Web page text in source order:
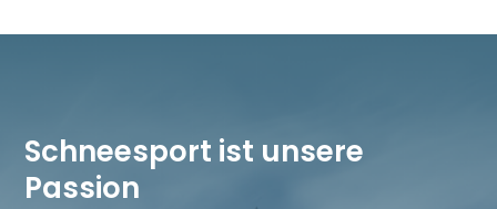
Schneesport ist unsere
Passion